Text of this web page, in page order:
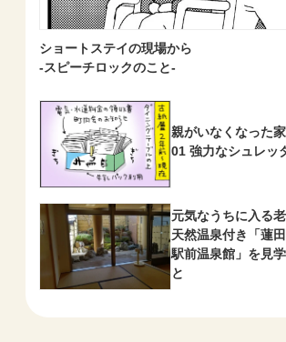
ショートステイの現場から
-スピーチロックのこと-
親がいなくなった
01 強力なシュレッ
元気なうちに入る
天然温泉付き「蓮
駅前温泉館」を見
と